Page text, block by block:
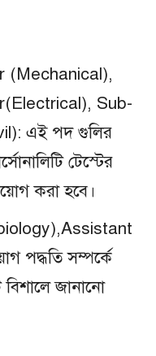
(Mechanical),
Sub-
এই পদ গুলির
টেস্টের
করা হবে।
পদ্ধতি সম্পর্কে
জানানো